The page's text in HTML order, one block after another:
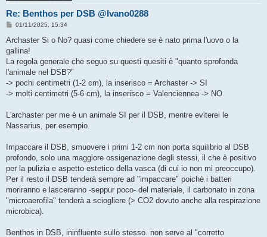
Re: Benthos per DSB @Ivano0288
M
s
a
g
i
o
01/11/2025, 15:34
Archaster Si o No? quasi come chiedere se è nato prima l'uovo o la
gallina!
La regola generale che seguo su questi quesiti è "quanto sprofonda
l'animale nel DSB?"
-> pochi centimetri (1-2 cm), la inserisco = Archaster -> SI
-> molti centimetri (5-6 cm), la inserisco = Valenciennea -> NO
L'archaster per me è un animale SI per il DSB, mentre eviterei le
Nassarius, per esempio.
Impaccare il DSB, smuovere i primi 1-2 cm non porta squilibrio al DSB
profondo, solo una maggiore ossigenazione degli stessi, il che è positivo
per la pulizia e aspetto estetico della vasca (di cui io non mi preoccupo).
Per il resto il DSB tenderà sempre ad "impaccare" poichè i batteri
moriranno e lasceranno -seppur poco- del materiale, il carbonato in zona
"microaerofila" tenderà a sciogliere (> CO2 dovuto anche alla respirazione
microbica).
Benthos in DSB, ininfluente sullo stesso. non serve al "corretto